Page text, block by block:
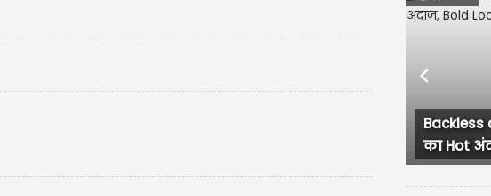
Backless dress में Nia Sharma
का Hot अंदाज, Bold Look ने...
Previous